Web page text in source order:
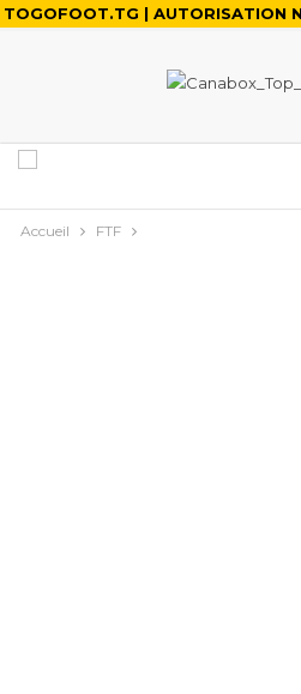
TOGOFOOT.TG | AUTORISATION
Accueil FTF